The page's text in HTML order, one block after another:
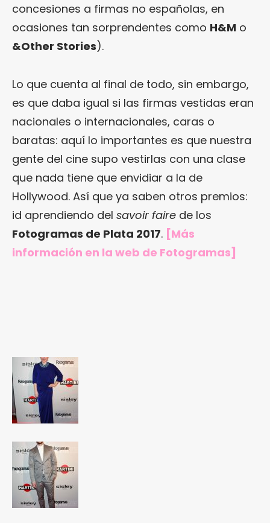
concesiones a firmas no españolas, en
ocasiones tan sorprendentes como H&M o
&Other Stories).
Lo que cuenta al final de todo, sin embargo,
es que daba igual si las firmas vestidas eran
nacionales o internacionales, caras o
baratas: aquí lo importantes es que nuestra
gente del cine supo vestirlas con una clase
que nada tiene que envidiar a la de
Hollywood. Así que ya saben otros premios:
id aprendiendo del savoir faire de los
Fotogramas de Plata 2017. [Más
información en la web de Fotogramas]